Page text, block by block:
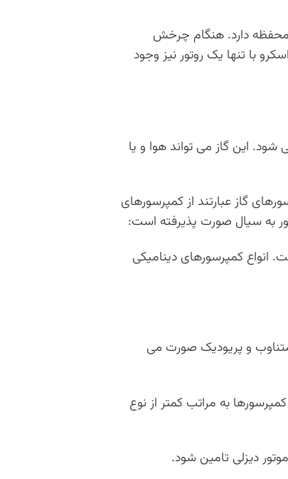
در درون یک محفظه دارد. هنگام چرخش
با تنها یک روتور نیز وجود
این گاز می تواند هوا و یا
گاز عبارتند از کمپرسورهای
به سیال صورت پذیرفته است:
انواع کمپرسورهای دینامیکی
و پریودیک صورت می
به مراتب کمتر از نوع
دیزلی تامین شود.